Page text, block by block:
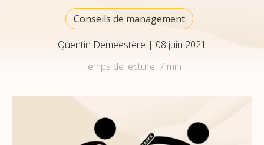
Conseils de management
Quentin Demeestère | 08 juin 2021
Temps de lecture: 7 min